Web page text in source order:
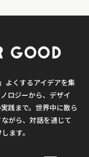
よくするアイデアを集
ロジーから、デザイ
践まで。世界中に散ら
がら、対話を通じて
ます。